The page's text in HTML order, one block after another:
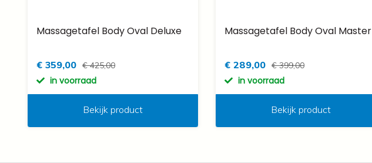
Massagetafel Body Oval Deluxe
€ 359,00 € 425,00
in voorraad
Bekijk product
Massagetafel Body Oval Master
€ 289,00 € 399,00
in voorraad
Bekijk product